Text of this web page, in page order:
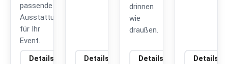
passende
Ausstattung
für Ihr
Event.
Details Details
drinnen
wie
draußen.
Details Details